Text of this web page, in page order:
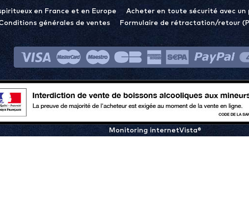
en France et en Europe Acheter en toute sécurité avec un
générales de ventes
Formulaire de rétractation/retour
Monitoring internetVista®